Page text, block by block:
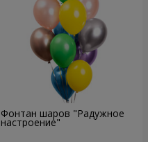
Фонтан шаров "Радужное
настроение"